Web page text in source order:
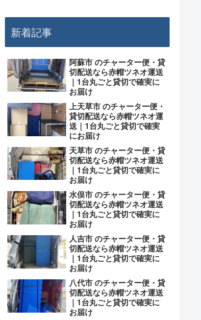
新着記事
阿蘇市 のチャーター便・貸
切配送なら赤帽ツネオ運送
｜1台丸ごと貸切で確実に
お届け
上天草市 のチャーター便・
貸切配送なら赤帽ツネオ運
送｜1台丸ごと貸切で確実
にお届け
天草市 のチャーター便・貸
切配送なら赤帽ツネオ運送
｜1台丸ごと貸切で確実に
お届け
水俣市 のチャーター便・貸
切配送なら赤帽ツネオ運送
｜1台丸ごと貸切で確実に
お届け
人吉市 のチャーター便・貸
切配送なら赤帽ツネオ運送
｜1台丸ごと貸切で確実に
お届け
八代市 のチャーター便・貸
切配送なら赤帽ツネオ運送
｜1台丸ごと貸切で確実に
お届け